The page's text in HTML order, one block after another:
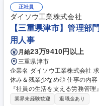
工を常に見守る業務です。また
常会等への出席・資料作成・進
つながる工事現場における作
重要な業務です。 募集職種 【新潟/現場安全管理】経験者歓迎/個室寮あ
り・活躍社員に特別賞与/年休
正社員
ダイソウ工業株式会社
【三重県津市】管理部
用人事
月給23万9410円以上
三重県津市
企業名 ダイソウ工業株式会社 求人名 【三重県津市】管理部門(人事)土日
休み＆残業少なめ◎ 仕事の内容 会社の将来を担う『採用・人材育成』
『社員の生活を支える労務管
代を見据え「人」への投資を
業界未経験歓迎 退職金あり